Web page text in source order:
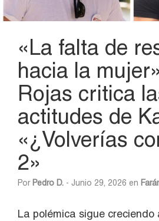
«La falta de
hacia la
Rojas critica
actitudes de
«¿Volverías
2»
Por Pedro D. - Junio 29, 2026 en
La polémica sigue creciendo